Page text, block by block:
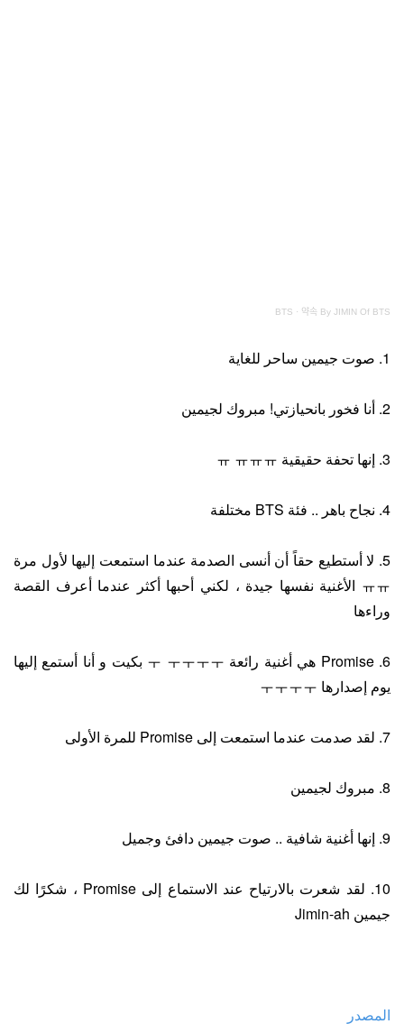
BTS · 약속 By JIMIN Of BTS
1. صوت جيمين ساحر للغاية
2. أنا فخور بانحيازتي! مبروك لجيمين
3. إنها تحفة حقيقية ㅠ ㅠㅠㅠ
4. نجاح باهر .. فئة BTS مختلفة
5. لا أستطيع حقاً أن أنسى الصدمة عندما استمعت إليها لأول مرة
ㅠㅠ الأغنية نفسها جيدة ، لكني أحبها أكثر عندما أعرف القصة
وراءها
6. Promise هي أغنية رائعة ㅜ ㅜㅜㅜㅜ بكيت و أنا أستمع إليها
يوم إصدارها ㅜㅜㅜㅜ
7. لقد صدمت عندما استمعت إلى Promise للمرة الأولى
8. مبروك لجيمين
9. إنها أغنية شافية .. صوت جيمين دافئ وجميل
10. لقد شعرت بالارتياح عند الاستماع إلى Promise ، شكرًا لك
جيمين Jimin-ah
المصدر